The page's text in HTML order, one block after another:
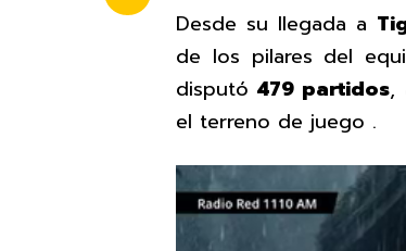
Desde su llegada a
de los pilares del
disputó479 partidos,
el terreno de juego .